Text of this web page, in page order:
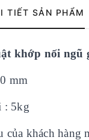
TIẾT SẢN PHẨM
khớp nối ngũ
mm
: 5kg
của khách